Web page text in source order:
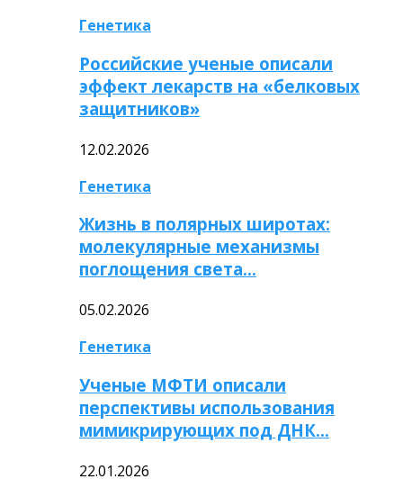
Генетика
Российские ученые описали
эффект лекарств на «белковых
защитников»
12.02.2026
Генетика
Жизнь в полярных широтах:
молекулярные механизмы
поглощения света…
05.02.2026
Генетика
Ученые МФТИ описали
перспективы использования
мимикрирующих под ДНК…
22.01.2026